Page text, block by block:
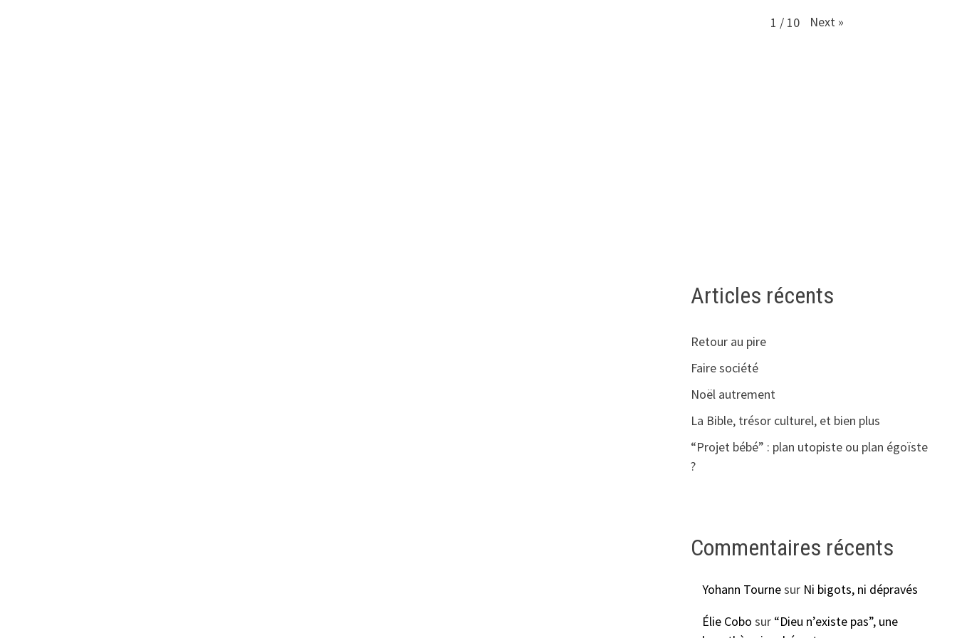
1 / 10 Next »
Articles récents
Retour au pire
Faire société
Noël autrement
La Bible, trésor culturel, et bien plus
“Projet bébé” : plan utopiste ou plan égoïste
?
Commentaires récents
Yohann Tournesur Ni bigots, ni dépravés
Élie Cobo sur “Dieu n’existe pas”, une